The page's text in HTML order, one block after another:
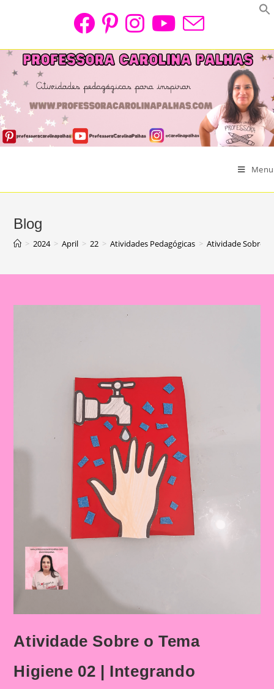
Menu
Blog
> 2024 > April > 22 > Atividades Pedagógicas > Atividade Sobre o
Atividade Sobre o Tema
Higiene 02 | Integrando